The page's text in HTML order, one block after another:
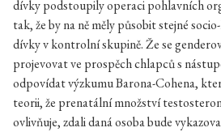
dívky podstoupily operaci pohlavních
tak, že by na ně měly působit stejné
dívky v kontrolní skupině. Že se
projevovat ve prospěch chlapců s
odpovídat výzkumu Barona-Cohena,
teorii, že prenatální množství
ovlivňuje, zdali daná osoba bude